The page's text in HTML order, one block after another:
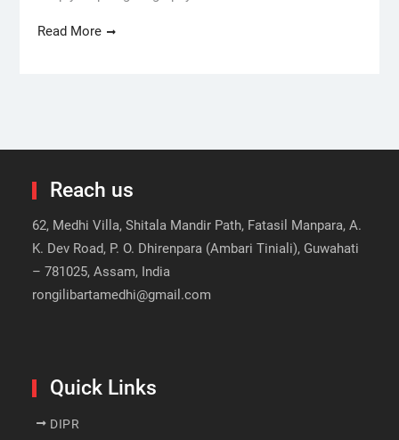
Read More
Reach us
62, Medhi Villa, Shitala Mandir Path, Fatasil Manpara, A.
K. Dev Road, P. O. Dhirenpara (Ambari Tiniali), Guwahati
– 781025, Assam, India
rongilibartamedhi@gmail.com
Quick Links
DIPR